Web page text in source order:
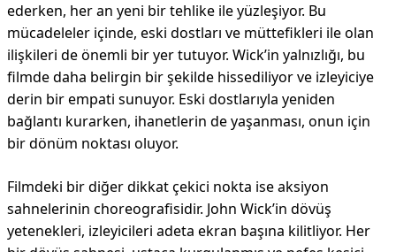
ederken, her an yeni bir tehlike ile yüzleşiyor. Bu
mücadeleler içinde, eski dostları ve müttefikleri ile olan
ilişkileri de önemli bir yer tutuyor. Wick’in yalnızlığı, bu
filmde daha belirgin bir şekilde hissediliyor ve izleyiciye
derin bir empati sunuyor. Eski dostlarıyla yeniden
bağlantı kurarken, ihanetlerin de yaşanması, onun için
bir dönüm noktası oluyor.
Filmdeki bir diğer dikkat çekici nokta ise aksiyon
sahnelerinin choreografisidir. John Wick’in dövüş
yetenekleri, izleyicileri adeta ekran başına kilitliyor. Her